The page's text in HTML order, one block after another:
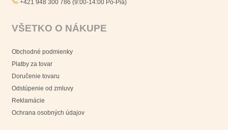
+421 948 300 786 (9:00-14:00 Po-Pia)
VŠETKO O NÁKUPE
Obchodné podmienky
Platby za tovar
Doručenie tovaru
Odstúpenie od zmluvy
Reklamácie
Ochrana osobných údajov